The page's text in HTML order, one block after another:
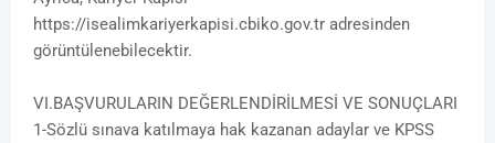
https://isealimkariyerkapisi.cbiko.gov.tr adresinden
görüntülenebilecektir.
VI.BAŞVURULARIN DEĞERLENDİRİLMESİ VE SONUÇLARI
1-Sözlü sınava katılmaya hak kazanan adaylar ve KPSS